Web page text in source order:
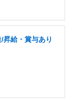
昇給・賞与あり